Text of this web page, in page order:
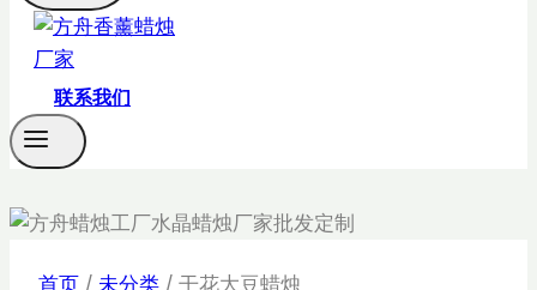
联系我们
首页 / 未分类 / 干花大豆蜡烛